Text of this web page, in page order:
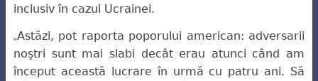
inclusiv în cazul Ucrainei.
„Astăzi, pot raporta poporului american: adversarii
noştri sunt mai slabi decât erau atunci când am
început această lucrare în urmă cu patru ani. Să